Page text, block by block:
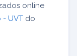
online
- UVT do